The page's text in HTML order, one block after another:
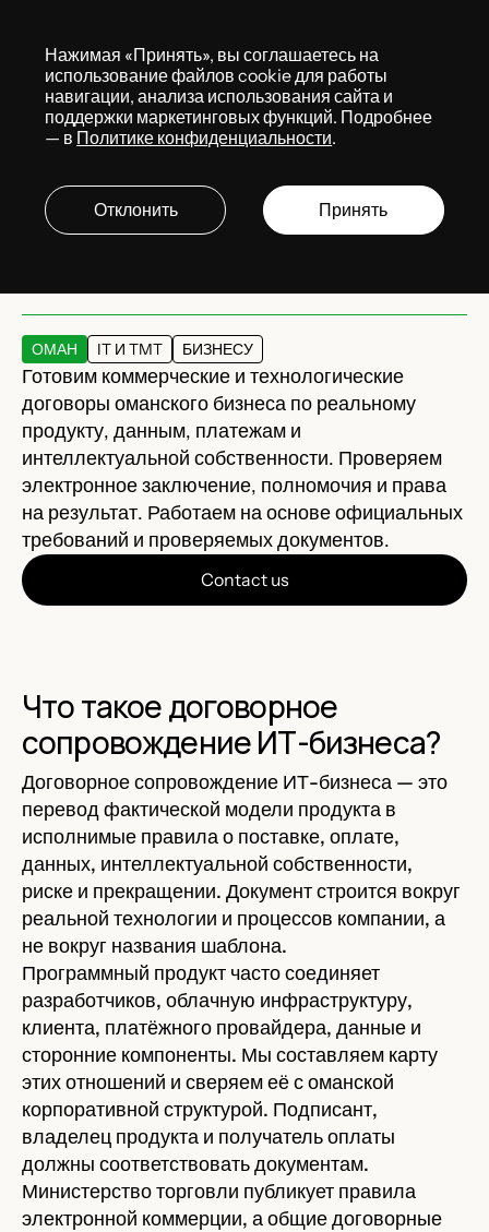
Services
Договорное и IP-
сопровождение ИТ-
бизнеса в Омане
ОМАН IT И TMT БИЗНЕСУ
Готовим коммерческие и технологические
договоры оманского бизнеса по реальному
продукту, данным, платежам и
интеллектуальной собственности. Проверяем
электронное заключение, полномочия и права
на результат. Работаем на основе официальных
требований и проверяемых документов.
Contact us
Что такое договорное
сопровождение ИТ-бизнеса?
Договорное сопровождение ИТ-бизнеса — это
перевод фактической модели продукта в
исполнимые правила о поставке, оплате,
данных, интеллектуальной собственности,
риске и прекращении. Документ строится вокруг
реальной технологии и процессов компании, а
не вокруг названия шаблона.
Программный продукт часто соединяет
разработчиков, облачную инфраструктуру,
клиента, платёжного провайдера, данные и
сторонние компоненты. Мы составляем карту
этих отношений и сверяем её с оманской
корпоративной структурой. Подписант,
владелец продукта и получатель оплаты
должны соответствовать документам.
Министерство торговли публикует правила
электронной коммерции, а общие договорные
Нажимая «Принять», вы соглашаетесь на
использование файлов cookie для работы
навигации, анализа использования сайта и
поддержки маркетинговых функций. Подробнее
— в Политике конфиденциальности.
Отклонить Принять